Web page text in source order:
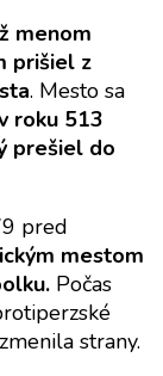
menom
prišiel z
. Mesto sa
roku 513
prešiel do
pred
mestom
Počas
strany.